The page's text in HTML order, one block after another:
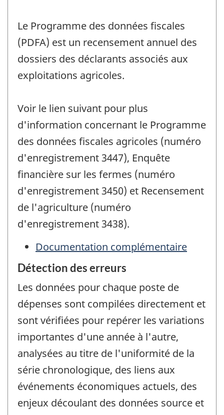
Le Programme des données fiscales
(PDFA) est un recensement annuel des
dossiers des déclarants associés aux
exploitations agricoles.
Voir le lien suivant pour plus
d'information concernant le Programme
des données fiscales agricoles (numéro
d'enregistrement 3447), Enquête
financière sur les fermes (numéro
d'enregistrement 3450) et Recensement
de l'agriculture (numéro
d'enregistrement 3438).
Documentation complémentaire
Détection des erreurs
Les données pour chaque poste de
dépenses sont compilées directement et
sont vérifiées pour repérer les variations
importantes d'une année à l'autre,
analysées au titre de l'uniformité de la
série chronologique, des liens aux
événements économiques actuels, des
enjeux découlant des données source et